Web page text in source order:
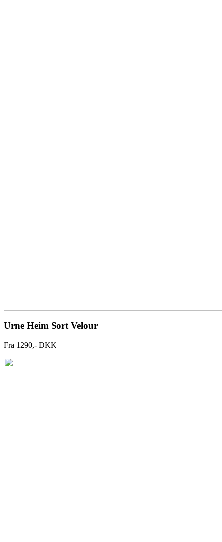
Urne Heim Sort Velour
Fra 1290,- DKK